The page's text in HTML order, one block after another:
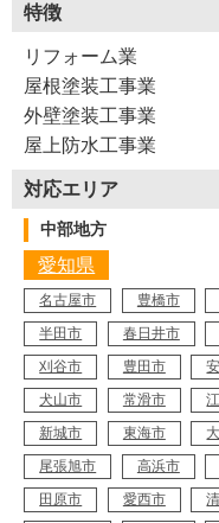
工事店番号
※ １ 捨て水切り…屋根
※ ２ 破風…屋根の見切
（2020年3月取材）
（2025年12月加筆修正）
特徴
リフォーム業
屋根塗装工事業
外壁塗装工事業
屋上防水工事業
対応エリア
中部地方
愛知県
名古屋市 豊橋市
半田市
春日井市
刈谷市
豊田市
犬山市
常滑市
新城市
東海市
尾張旭市
高浜市
田原市
愛西市